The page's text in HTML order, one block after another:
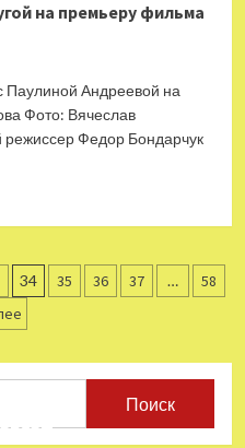
на премьеру фильма
Паулиной Андреевой на
Фото: Вячеслав
Федор Бондарчук
34 35 36 37 …
58